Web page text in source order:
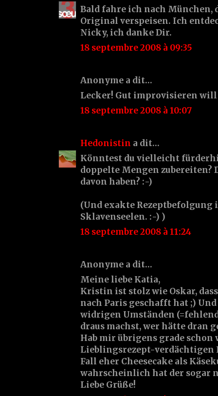
Bald fahre ich nach München,
Original verspeisen. Ich
Nicky, ich danke Dir.
18 septembre 2008 à 09:35
Anonyme a dit…
Lecker! Gut improvisieren
18 septembre 2008 à 10:07
Hedonistin a dit…
Könntest du vielleicht
doppelte Mengen zubereiten?
davon haben? :-)
(Und exakte Rezeptbefolgung
Sklavenseelen. :-) )
18 septembre 2008 à 11:24
Anonyme a dit…
Meine liebe Katia,
Kristin ist stolz wie Oskar,
nach Paris geschafft hat ;) Und
widrigen Umständen
draus machst, wer hätte dran
Hab mir übrigens grade schon
Lieblingsrezept-verdächtigen
Fall eher Cheesecake als
wahrscheinlich hat der sogar
Liebe Grüße!